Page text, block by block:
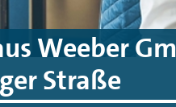
Weeber
Straße